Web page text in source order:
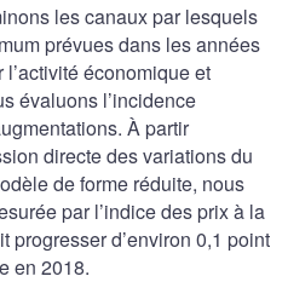
les canaux par lesquels
prévues dans les années
économique et
évaluons l’incidence
À partir
directe des variations du
de forme réduite, nous
par l’indice des prix à la
progresser d’environ 0,1 point
en 2018.